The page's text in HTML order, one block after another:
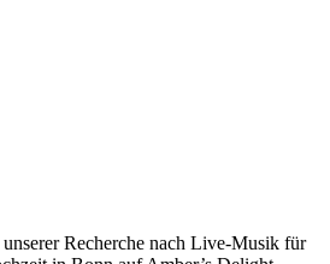
Recherche nach Live-Musik für